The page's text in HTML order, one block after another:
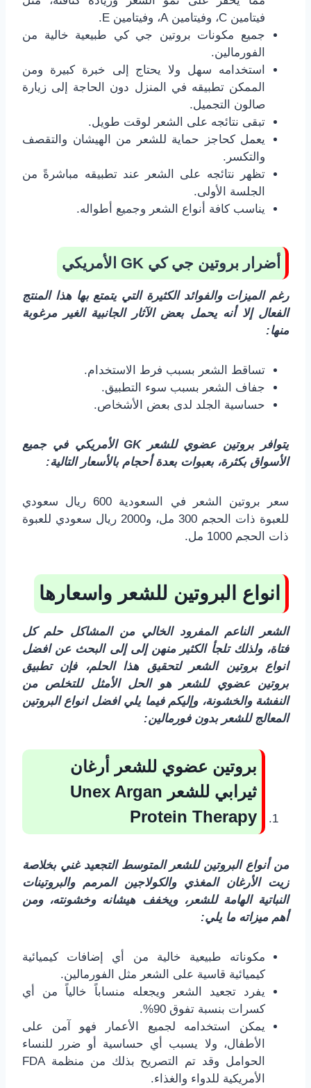
فيتامين C، وفيتامين A، وفيتامين E.
جميع مكونات بروتين جي كي طبيعية خالية من
الفورمالين.
استخدامه سهل ولا يحتاج إلى خبرة كبيرة ومن
الممكن تطبيقه في المنزل دون الحاجة إلى زيارة
صالون التجميل.
تبقى نتائجه على الشعر لوقت طويل.
يعمل كحاجز حماية للشعر من الهيشان والتقصف
والتكسر.
تظهر نتائجه على الشعر عند تطبيقه مباشرةً من
الجلسة الأولى.
يناسب كافة أنواع الشعر وجميع أطواله.
أضرار بروتين جي كي GK الأمريكي
رغم الميزات والفوائد الكثيرة التي يتمتع بها هذا المنتج
الفعال إلا أنه يحمل بعض الآثار الجانبية الغير مرغوبة
منها:
تساقط الشعر بسبب فرط الاستخدام.
جفاف الشعر بسبب سوء التطبيق.
حساسية الجلد لدى بعض الأشخاص.
يتوافر بروتين عضوي للشعر GK الأمريكي في جميع
الأسواق بكثرة، بعبوات بعدة أحجام بالأسعار التالية:
سعر بروتين الشعر في السعودية 600 ريال سعودي
للعبوة ذات الحجم 300 مل، و2000 ريال سعودي للعبوة
ذات الحجم 1000 مل.
انواع البروتين للشعر واسعارها
الشعر الناعم المفرود الخالي من المشاكل حلم كل
فتاة، ولذلك تلجأ الكثير منهن إلى إلى البحث عن افضل
انواع بروتين الشعر لتحقيق هذا الحلم، فإن تطبيق
بروتين عضوي للشعر هو الحل الأمثل للتخلص من
النفشة والخشونة، وإليكم فيما يلي افضل انواع البروتين
المعالج للشعر بدون فورمالين:
بروتين عضوي للشعر أرغان
ثيرابي للشعر Unex Argan
Protein Therapy
من أنواع البروتين للشعر المتوسط التجعيد غني بخلاصة
زيت الأرغان المغذي والكولاجين المرمم والبروتينات
النباتية الهامة للشعر، ويخفف هيشانه وخشونته، ومن
أهم ميزاته ما يلي:
مكوناته طبيعية خالية من أي إضافات كيميائية
كيميائية قاسية على الشعر مثل الفورمالين.
يفرد تجعيد الشعر ويجعله منساباً خالياً من أي
كسرات بنسبة تفوق 90%.
يمكن استخدامه لجميع الأعمار فهو آمن على
الأطفال، ولا يسبب أي حساسية أو ضرر للنساء
الحوامل وقد تم التصريح بذلك من منظمة FDA
الأمريكية للدواء والغذاء.